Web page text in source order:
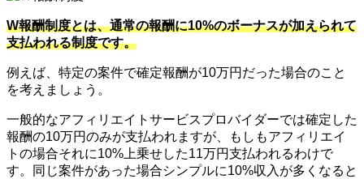
W報酬制度とは、通常の報酬に10%のボーナスが加えられて
支払われる制度です。
例えば、特定の案件で確定報酬が10万円だった場合のこと
を考えましょう。
一般的なアフィリエイトサービスプロバイダーでは確定した
報酬の10万円のみが支払われますが、もしもアフィリエイ
トの場合それに10%上乗せした11万円支払われるわけで
す。同じ案件があった場合シンプルに10%収入が多くなると